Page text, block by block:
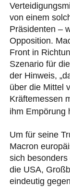
von einem
Präsidenten –
Opposition.
Front in
Szenario für
der Hinweis,
über die Mittel
Kräftemessen
ihm Empörung
Um für seine
Macron
sich
die USA,
eindeutig